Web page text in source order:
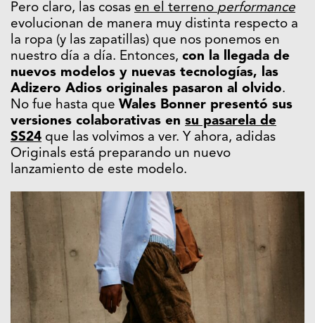
Pero claro, las cosas en el terreno performance
evolucionan de manera muy distinta respecto a
la ropa (y las zapatillas) que nos ponemos en
nuestro día a día. Entonces, con la llegada de
nuevos modelos y nuevas tecnologías, las
Adizero Adios originales pasaron al olvido.
No fue hasta que Wales Bonner presentó sus
versiones colaborativas en su pasarela de
SS24 que las volvimos a ver. Y ahora, adidas
Originals está preparando un nuevo
lanzamiento de este modelo.